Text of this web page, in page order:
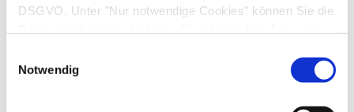
DSGVO. Unter "Nur notwendige Cookies" können Sie die
Notwendig
anwenden.
Wirkungen, die mit der Raucherentwöhnung in
Einige der unerwünschten Wirkungen, die bei